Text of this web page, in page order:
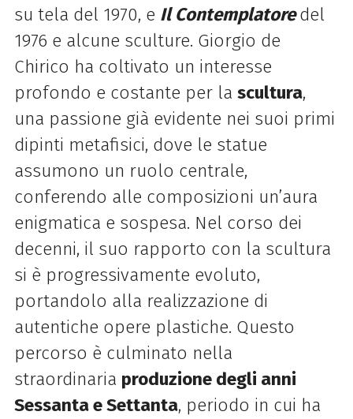
su tela del 1970, e Il Contemplatoredel
1976 e alcune sculture. Giorgio de
Chirico ha coltivato un interesse
profondo e costante per la scultura,
una passione già evidente nei suoi primi
dipinti metafisici, dove le statue
assumono un ruolo centrale,
conferendo alle composizioni un’aura
enigmatica e sospesa. Nel corso dei
decenni, il suo rapporto con la scultura
si è progressivamente evoluto,
portandolo alla realizzazione di
autentiche opere plastiche. Questo
percorso è culminato nella
straordinaria produzione degli anni
Sessanta e Settanta, periodo in cui ha